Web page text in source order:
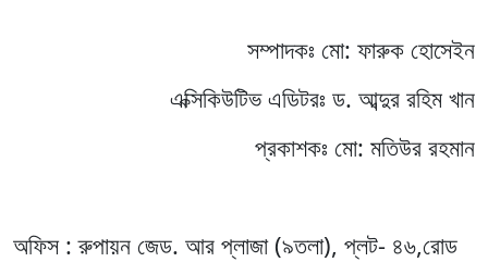
সম্পাদকঃ মো: ফারুক হোসেইন
এক্সিকিউটিভ এডিটরঃ ড. আব্দুর রহিম খান
প্রকাশকঃ মো: মতিউর রহমান
অফিস : রুপায়ন জেড. আর প্লাজা (৯তলা), প্লট- ৪৬,রোড